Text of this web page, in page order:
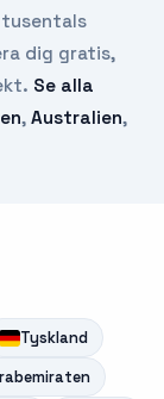
dig gratis,
Se alla
, Australien,
Tyskland